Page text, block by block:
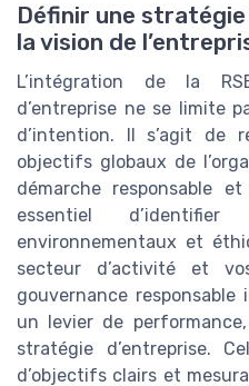
Définir une
la vision de
L’intégration de la
d’entreprise ne se limite
d’intention. Il s’agit de
objectifs globaux de
démarche responsable
essentiel
environnementaux et
secteur d’activité et
gouvernance
un levier de
stratégie d’entreprise.
d’objectifs clairs et